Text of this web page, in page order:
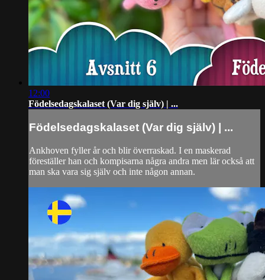
12:00
Födelsedagskalaset (Var dig själv) | ...
Födelsedagskalaset (Var dig själv) | ...
Ankhoven fyller år och blir överraskad. I en maskerad
föreställer han och kompisarna några andra men lär också att
man ska vara sig själv och inte någon annan.